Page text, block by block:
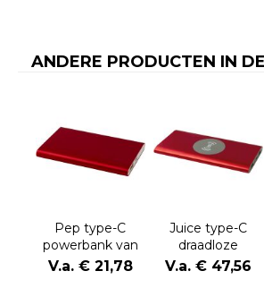
ANDERE PRODUCTEN IN
Pep type-C
powerbank van
4000 mAh van
gerecycled
V.a. € 21,78
Juice type-C
draadloze
powerbank van
8000 mAh van
V.a. € 47,56